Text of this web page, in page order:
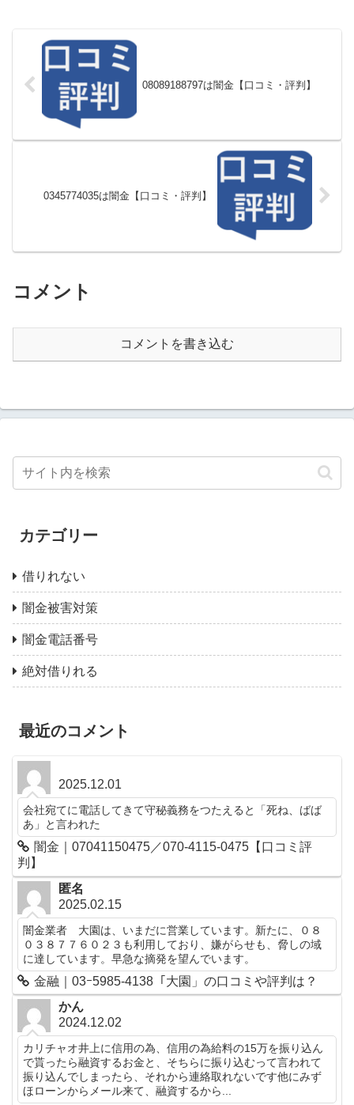
08089188797は闇金【口コミ・評判】
0345774035は闇金【口コミ・評判】
コメント
コメントを書き込む
カテゴリー
借りれない
闇金被害対策
闇金電話番号
絶対借りれる
最近のコメント
2025.12.01
会社宛てに電話してきて守秘義務をつたえると「死ね、ばば
あ」と言われた
闇金｜07041150475／070-4115-0475【口コミ評
判】
匿名
2025.02.15
闇金業者 大園は、いまだに営業しています。新たに、０８
０３８７７６０２３も利用しており、嫌がらせも、脅しの域
に達しています。早急な摘発を望んでいます。
金融｜03ｰ5985-4138「大園」の口コミや評判は？
かん
2024.12.02
カリチャオ井上に信用の為、信用の為給料の15万を振り込ん
で貰ったら融資するお金と、そちらに振り込むって言われて
振り込んでしまったら、それから連絡取れないです他にみず
ほローンからメール来て、融資するから...